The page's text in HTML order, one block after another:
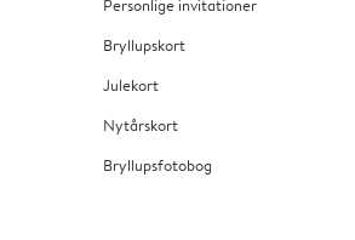
Personlige invitationer
Bryllupskort
Julekort
Nytårskort
Bryllupsfotobog